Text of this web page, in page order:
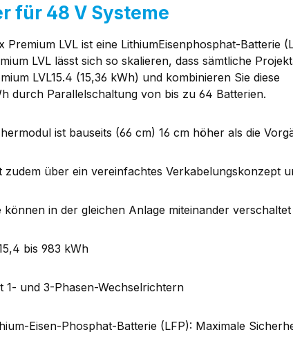
für 48 V Systeme
Premium LVL ist eine LithiumEisenphosphat-Batterie
LVL lässt sich so skalieren, dass sämtliche
LVL15.4 (15,36 kWh) und kombinieren Sie diese
durch Parallelschaltung von bis zu 64 Batterien.
ist bauseits (66 cm) 16 cm höher als die
über ein vereinfachtes Verkabelungskonzept
können in der gleichen Anlage miteinander
bis 983 kWh
1- und 3-Phasen-Wechselrichtern
Eisen-Phosphat-Batterie (LFP): Maximale